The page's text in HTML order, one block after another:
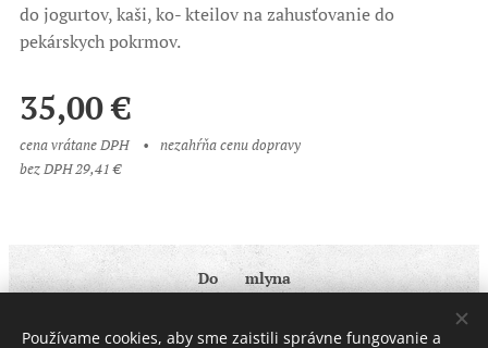
do jogurtov, kaši, ko- kteilov na zahusťovanie do
pekárskych pokrmov.
35,00€
cena vrátane DPH
nezahŕňa cenu dopravy
bez DPH 29,41 €
Do ♥ mlyna
Používame cookies, aby sme zaistili správne fungovanie a